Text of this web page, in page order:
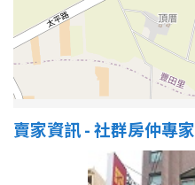
格局
不拘
賣家資訊 - 社群房仲專家